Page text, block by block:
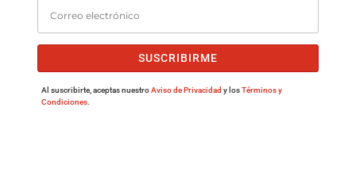
SUSCRIBIRME
Al suscribirte, aceptas nuestroAviso de Privacidad y losTérminos y
Condiciones.